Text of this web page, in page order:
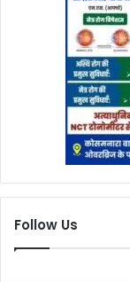
Follow Us